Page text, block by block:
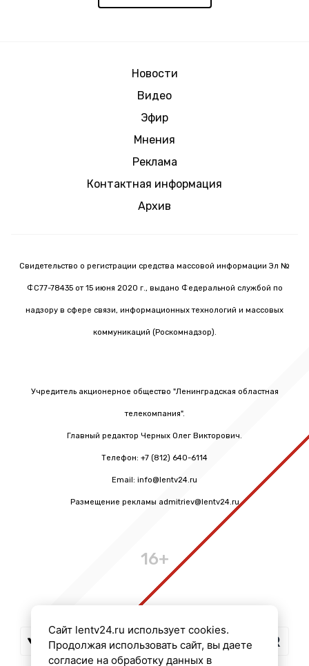
Новости
Видео
Эфир
Мнения
Реклама
Контактная информация
Архив
Свидетельство о регистрации средства массовой информации Эл №
ФС77-78435 от 15 июня 2020 г., выдано Федеральной службой по
надзору в сфере связи, информационных технологий и массовых
коммуникаций (Роскомнадзор).
Учредитель акционерное общество "Ленинградская областная
телекомпания".
Главный редактор Черных Олег Викторович.
Телефон: +7 (812) 640-6114
Email: info@lentv24.ru
Размещение рекламы admitriev@lentv24.ru
16+
Сайт lentv24.ru использует cookies.
Продолжая использовать сайт, вы даете
согласие на обработку данных в